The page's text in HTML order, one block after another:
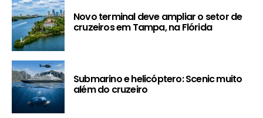
Novo terminal deve ampliar o setor de
cruzeiros em Tampa, na Flórida
Submarino e helicóptero: Scenic muito
além do cruzeiro